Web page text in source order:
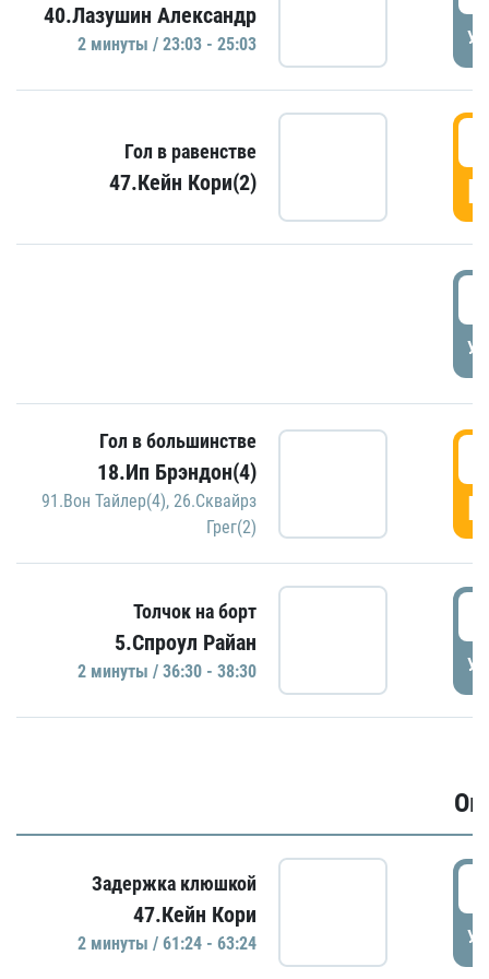
40.Лазушин Александр
2 минуты / 23:03 - 25:03
Гол в равенстве
47.Кейн Кори(2)
Гол в большинстве
18.Ип Брэндон(4)
91.Вон Тайлер(4), 26.Сквайрз
Грег(2)
Толчок на борт
5.Спроул Райан
2 минуты / 36:30 - 38:30
Задержка клюшкой
47.Кейн Кори
2 минуты / 61:24 - 63:24